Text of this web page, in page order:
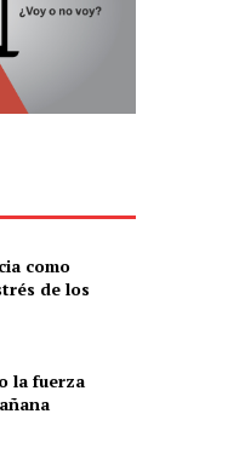
como
de los
la fuerza